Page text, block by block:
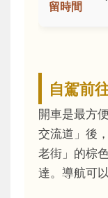
留時間
自駕前
開車是最方
交流道」後
老街」的棕
達。導航可